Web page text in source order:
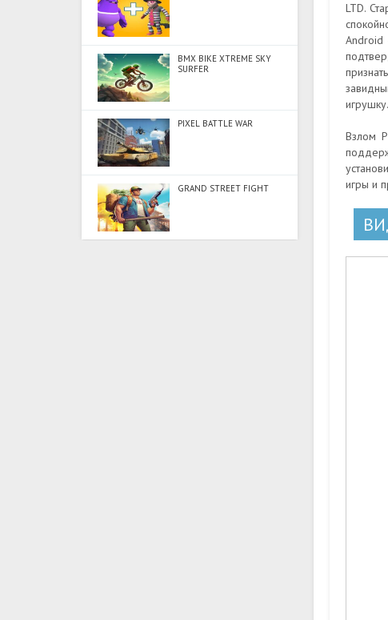
BMX BIKE XTREME SKY
SURFER
PIXEL BATTLE WAR
GRAND STREET FIGHT
LTD.
Android
игрушку.
Взлом
игры и